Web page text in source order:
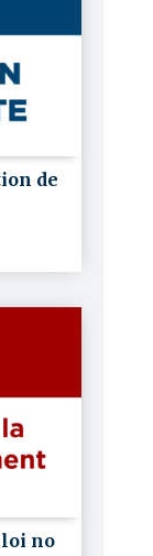
de
loi no